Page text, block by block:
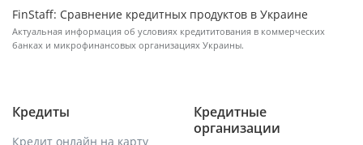
FinStaff: Сравнение кредитных продуктов в Украине
Актуальная информация об условиях кредититования в коммерческих
банках и микрофинансовых организациях Украины.
Кредиты
Кредит онлайн на карту
Кредитные
организации